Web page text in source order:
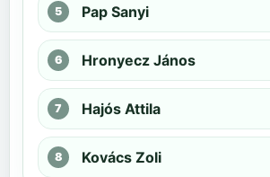
Pap Sanyi
Hronyecz János
Hajós Attila
Kovács Zoli